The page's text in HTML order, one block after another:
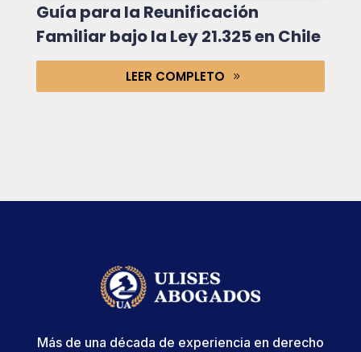
Guía para la Reunificación
Familiar bajo la Ley 21.325 en Chile
LEER COMPLETO
Más de una década de experiencia en derecho